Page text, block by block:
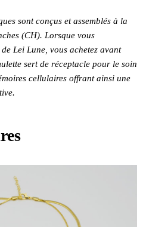
sont conçus et assemblés à la
(CH). Lorsque vous
Lei Lune, vous achetez avant
sert de réceptacle pour le soin
cellulaires offrant ainsi une